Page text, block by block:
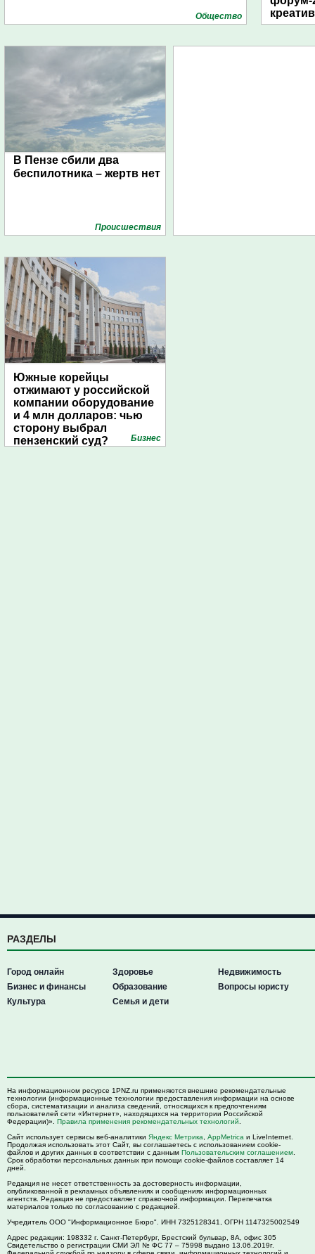
Общество
В Пензе сбили два
беспилотника – жертв нет
Проиcшествия
Южные корейцы
отжимают у российской
компании оборудование
и 4 млн долларов: чью
сторону выбрал
пензенский суд?
Бизнес
РАЗДЕЛЫ
Город онлайн
Бизнес и финансы
Культура
Здоровье
Образование
Семья и дети
Недвижимость
Вопросы юристу
На информационном ресурсе 1PNZ.ru применяются внешние рекомендательные
технологии (информационные технологии предоставления информации на основе
сбора, систематизации и анализа сведений, относящихся к предпочтениям
пользователей сети «Интернет», находящихся на территории Российской
Федерации)». Правила применения рекомендательных технологий
Сайт использует сервисы веб-аналитики Яндекс Метрика AppMetrica и LiveInternet.
Продолжая использовать этот Сайт, вы соглашаетесь с использованием cookie-
файлов и других данных в соответствии с данным Пользовательским соглашением
Срок обработки персональных данных при помощи cookie-файлов составляет 14
дней.
Редакция не несет ответственность за достоверность информации,
опубликованной в рекламных объявлениях и сообщениях информационных
агентств. Редакция не предоставляет справочной информации. Перепечатка
материалов только по согласованию с редакцией.
Учредитель ООО "Информационное Бюро". ИНН 7325128341, ОГРН 1147325002549
Адрес редакции: 198332 г. Санкт-Петербург, Брестский бульвар, 8А, офис 305
Свидетельство о регистрации СМИ ЭЛ № ФС 77 – 75998 выдано 13.06.2019г.